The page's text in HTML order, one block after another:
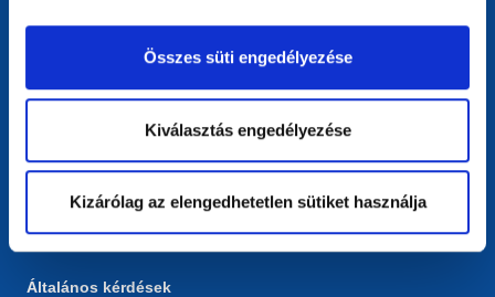
Összes süti engedélyezése
Kiválasztás engedélyezése
Kizárólag az elengedhetetlen sütiket használja
European Registry for Internet Domains vzw (EURid)
Telecomlaan 9/7
Általános kérdések